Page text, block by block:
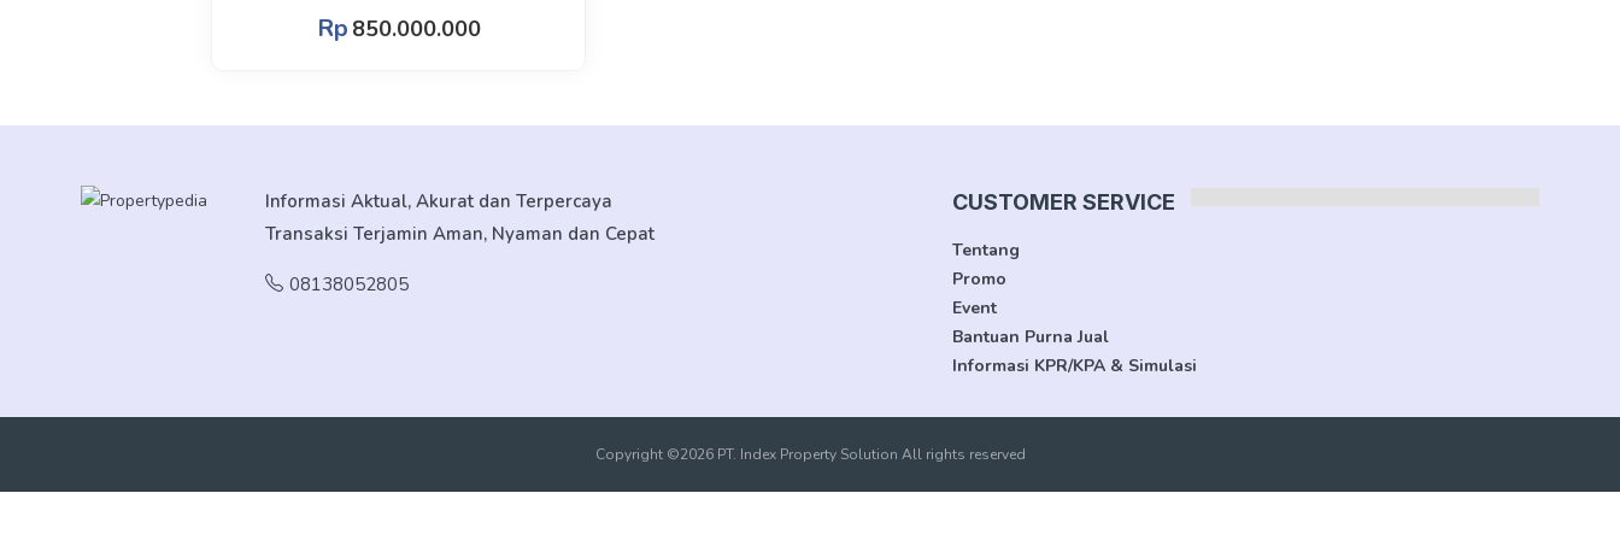
Rp 850.000.000
Informasi Aktual, Akurat dan Terpercaya
Transaksi Terjamin Aman, Nyaman dan Cepat
08138052805
CUSTOMER SERVICE
Tentang
Promo
Event
Bantuan Purna Jual
Informasi KPR/KPA & Simulasi
Copyright ©2026 PT. Index Property Solution All rights reserved